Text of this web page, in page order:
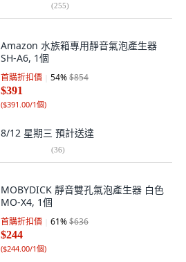
(255)
Amazon 水族箱專用靜音氣泡產生器
SH-A6, 1個
首購折扣價 54%$854
$391
($391.00/1個)
8/12 星期三 預計送達
(36)
MOBYDICK 靜音雙孔氣泡產生器 白色
MO-X4, 1個
首購折扣價 61%$636
$244
($244.00/1個)